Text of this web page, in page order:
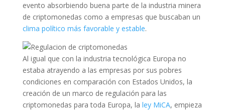
evento absorbiendo buena parte de la industria minera
de criptomonedas como a empresas que buscaban un
clima político más favorable y estable.
Al igual que con la industria tecnológica Europa no
estaba atrayendo a las empresas por sus pobres
condiciones en comparación con Estados Unidos, la
creación de un marco de regulación para las
criptomonedas para toda Europa, la ley MiCA, empieza